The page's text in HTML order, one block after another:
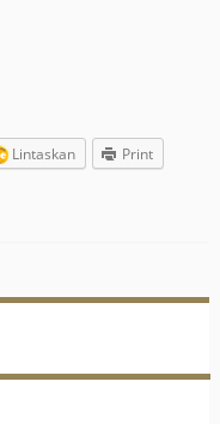
Lintaskan
Print